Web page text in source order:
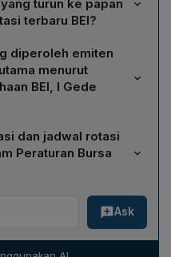
turun ke papan
terbaru BEI?
Indonesia, sebanyak
ke papan
kelas dari papan
Selain itu, ada dua
diperoleh emiten
menurut
BEI, I Gede
emiten di papan utama
basis
menjadi konstituen
ketat dalam kinerja
serta kepatuhan
menjadi indikator
perusahaan di mata
dan jadwal rotasi
Peraturan Bursa
ketentuan VII.2 dan
serta VII. Proses evaluasi
Ask